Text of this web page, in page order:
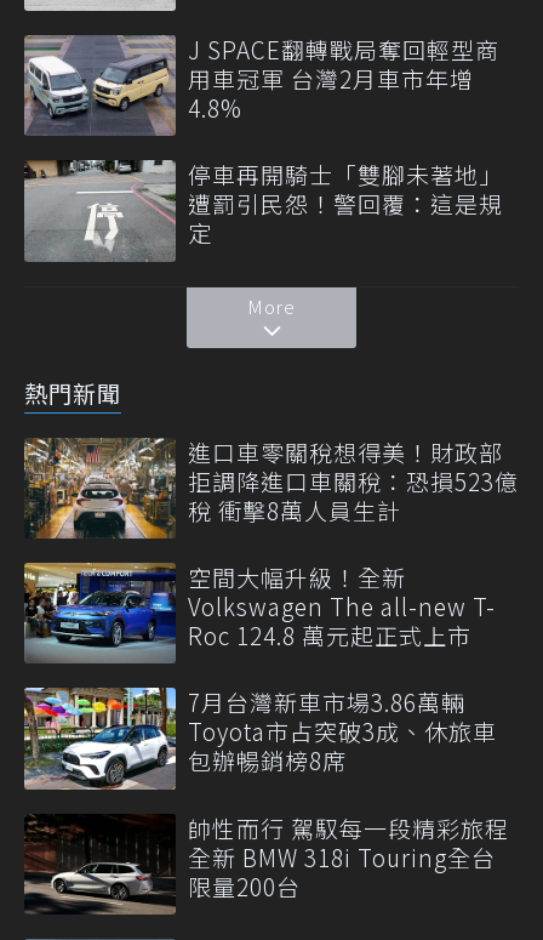
J SPACE翻轉戰局奪回輕型商
用車冠軍 台灣2月車市年增
4.8%
停車再開騎士「雙腳未著地」
遭罰引民怨！警回覆：這是規
定
More
熱門新聞
進口車零關稅想得美！財政部
拒調降進口車關稅：恐損523億
稅 衝擊8萬人員生計
空間大幅升級！全新
Volkswagen The all-new T-
Roc 124.8 萬元起正式上市
7月台灣新車市場3.86萬輛
Toyota市占突破3成、休旅車
包辦暢銷榜8席
帥性而行 駕馭每一段精彩旅程
全新 BMW 318i Touring全台
限量200台